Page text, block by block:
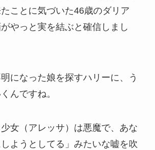
ことに気づいた46歳のダリア
やっと実を結ぶと確信しまし
になった娘を探すハリーに、う
んですね。
少女（アレッサ）は悪魔で、あな
ようとしてる」みたいな嘘を吹